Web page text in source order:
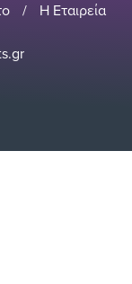
/ Η Εταιρεία